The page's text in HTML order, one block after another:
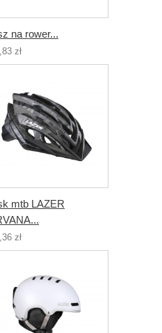
na rower...
zł
mtb LAZER
zł